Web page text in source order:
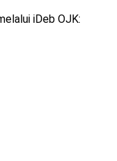
iDeb OJK: